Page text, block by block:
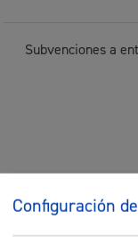
Subvenciones a
Subvenciones
Configuración